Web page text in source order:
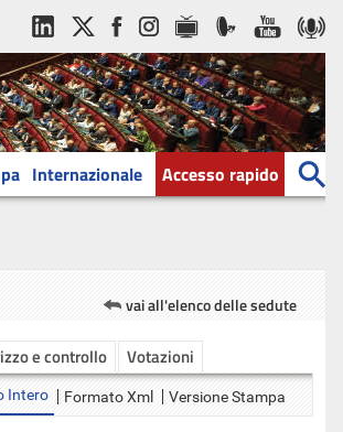
Internazionale Accesso rapido
vai all'elenco delle sedute
e controllo Votazioni
Intero Formato Xml Versione Stampa